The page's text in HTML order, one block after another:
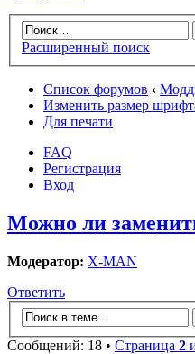
Расширенный поиск
Список форумов ‹
Изменить размер
Для печати
FAQ
Регистрация
Вход
Можно ли
Модератор: X-MAN
Ответить
Сообщений: 18 • Страница 2